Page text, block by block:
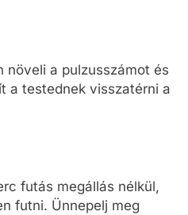
növeli a pulzusszámot és
a testednek visszatérni a
futás megállás nélkül,
futni. Ünnepelj meg